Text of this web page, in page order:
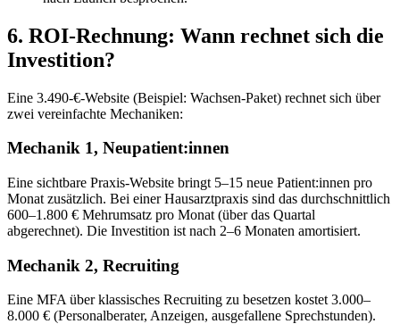
6. ROI-Rechnung: Wann rechnet sich die
Investition?
Eine 3.490-€-Website (Beispiel: Wachsen-Paket) rechnet sich über
zwei vereinfachte Mechaniken:
Mechanik 1, Neupatient:innen
Eine sichtbare Praxis-Website bringt 5–15 neue Patient:innen pro
Monat zusätzlich. Bei einer Hausarztpraxis sind das durchschnittlich
600–1.800 € Mehrumsatz pro Monat (über das Quartal
abgerechnet). Die Investition ist nach 2–6 Monaten amortisiert.
Mechanik 2, Recruiting
Eine MFA über klassisches Recruiting zu besetzen kostet 3.000–
8.000 € (Personalberater, Anzeigen, ausgefallene Sprechstunden).